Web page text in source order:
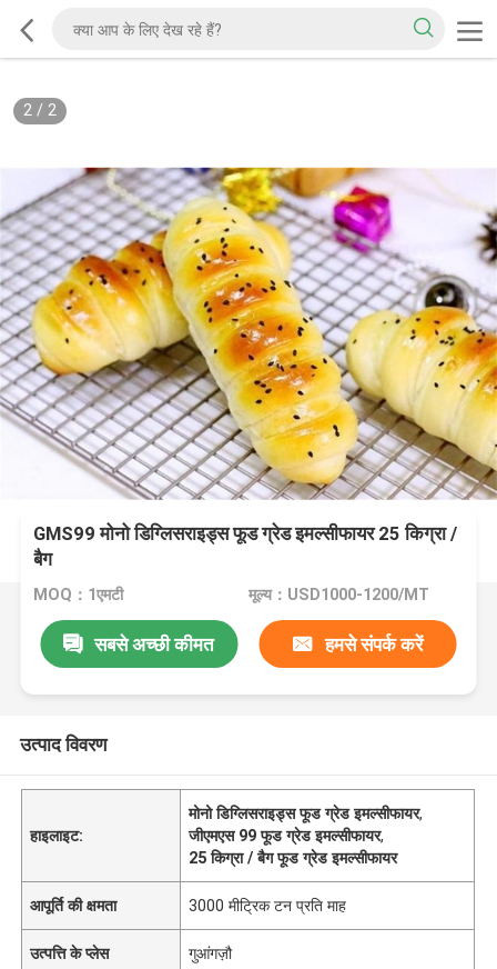
2/ 2
GMS99 मोनो डिग्लिसराइड्स फूड ग्रेड इमल्सीफायर 25 किग्रा /
बैग
MOQ：1एमटी मूल्य：USD1000-1200/MT
सबसे अच्छी कीमत हमसे संपर्क करें
उत्पाद विवरण
हाइलाइट:
मोनो डिग्लिसराइड्स फूड ग्रेड इमल्सीफायर,
जीएमएस 99 फूड ग्रेड इमल्सीफायर,
25 किग्रा / बैग फूड ग्रेड इमल्सीफायर
आपूर्ति की क्षमता 3000 मीट्रिक टन प्रति माह
उत्पत्ति के प्लेस गुआंगज़ौ